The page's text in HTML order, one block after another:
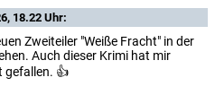
18.22 Uhr:
Zweiteiler "Weiße Fracht" in der
Auch dieser Krimi hat mir
gefallen. 👍